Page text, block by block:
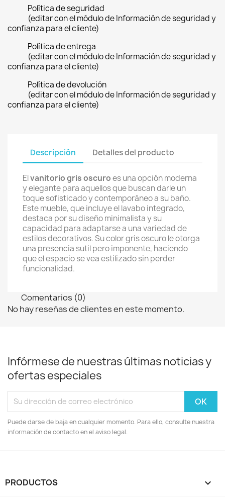
Política de seguridad
(editar con el módulo de Información de seguridad y
confianza para el cliente)
Política de entrega
(editar con el módulo de Información de seguridad y
confianza para el cliente)
Política de devolución
(editar con el módulo de Información de seguridad y
confianza para el cliente)
Descripción Detalles del producto
Elvanitorio gris oscuroes una opción moderna
y elegante para aquellos que buscan darle un
toque sofisticado y contemporáneo a su baño.
Este mueble, que incluye el lavabo integrado,
destaca por su diseño minimalista y su
capacidad para adaptarse a una variedad de
estilos decorativos. Su color gris oscuro le otorga
una presencia sutil pero imponente, haciendo
que el espacio se vea estilizado sin perder
funcionalidad.
Comentarios (0)
No hay reseñas de clientes en este momento.
Infórmese de nuestras últimas noticias y
ofertas especiales
Puede darse de baja en cualquier momento. Para ello, consulte nuestra
información de contacto en el aviso legal.
PRODUCTOS 